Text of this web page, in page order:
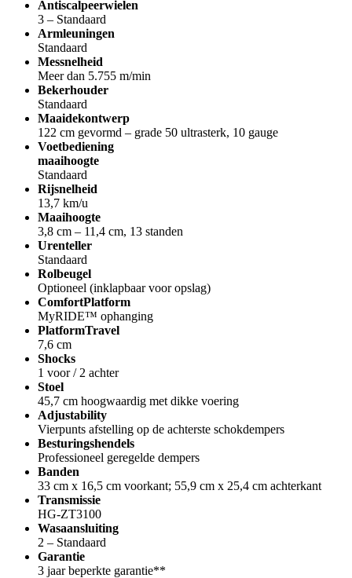
Antiscalpeerwielen
3 – Standaard
Armleuningen
Standaard
Messnelheid
Meer dan 5.755 m/min
Bekerhouder
Standaard
Maaidekontwerp
122 cm gevormd – grade 50 ultrasterk, 10 gauge
Voetbediening
maaihoogte
Standaard
Rijsnelheid
13,7 km/u
Maaihoogte
3,8 cm – 11,4 cm, 13 standen
Urenteller
Standaard
Rolbeugel
Optioneel (inklapbaar voor opslag)
ComfortPlatform
MyRIDE™ ophanging
PlatformTravel
7,6 cm
Shocks
1 voor / 2 achter
Stoel
45,7 cm hoogwaardig met dikke voering
Adjustability
Vierpunts afstelling op de achterste schokdempers
Besturingshendels
Professioneel geregelde dempers
Banden
33 cm x 16,5 cm voorkant; 55,9 cm x 25,4 cm achterkant
Transmissie
HG-ZT3100
Wasaansluiting
2 – Standaard
Garantie
3 jaar beperkte garantie**